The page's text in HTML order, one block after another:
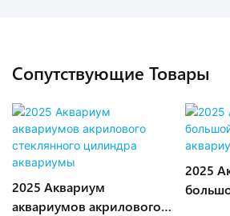
Сопутствующие Товары
2025 Аквариум
аквариумов акрилового
2025